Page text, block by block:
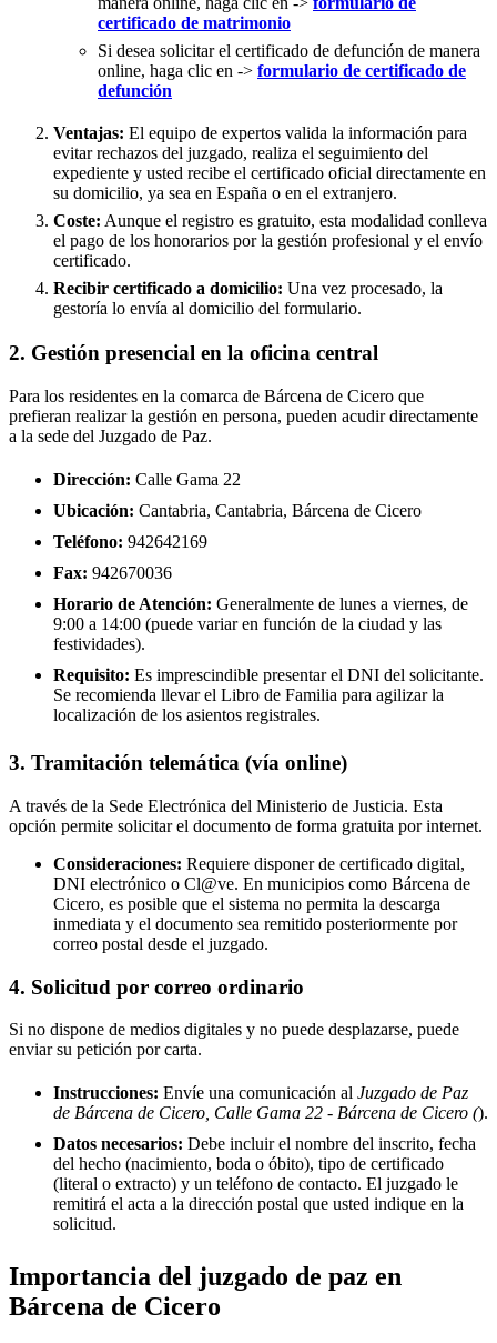
certificado de matrimonio
Si desea solicitar el certificado de defunción de manera
online, haga clic en -> formulario de certificado de
defunción
Ventajas: El equipo de expertos valida la información para
evitar rechazos del juzgado, realiza el seguimiento del
expediente y usted recibe el certificado oficial directamente en
su domicilio, ya sea en España o en el extranjero.
Coste: Aunque el registro es gratuito, esta modalidad conlleva
el pago de los honorarios por la gestión profesional y el envío
certificado.
Recibir certificado a domicilio: Una vez procesado, la
gestoría lo envía al domicilio del formulario.
2. Gestión presencial en la oficina central
Para los residentes en la comarca de Bárcena de Cicero que
prefieran realizar la gestión en persona, pueden acudir directamente
a la sede del Juzgado de Paz.
Dirección: Calle Gama 22
Ubicación: Cantabria, Cantabria, Bárcena de Cicero
Teléfono: 942642169
Fax: 942670036
Horario de Atención: Generalmente de lunes a viernes, de
9:00 a 14:00 (puede variar en función de la ciudad y las
festividades).
Requisito: Es imprescindible presentar el DNI del solicitante.
Se recomienda llevar el Libro de Familia para agilizar la
localización de los asientos registrales.
3. Tramitación telemática (vía online)
A través de la Sede Electrónica del Ministerio de Justicia. Esta
opción permite solicitar el documento de forma gratuita por internet.
Consideraciones: Requiere disponer de certificado digital,
DNI electrónico o Cl@ve. En municipios como Bárcena de
Cicero, es posible que el sistema no permita la descarga
inmediata y el documento sea remitido posteriormente por
correo postal desde el juzgado.
4. Solicitud por correo ordinario
Si no dispone de medios digitales y no puede desplazarse, puede
enviar su petición por carta.
Instrucciones: Envíe una comunicación al Juzgado de Paz
de Bárcena de Cicero, Calle Gama 22 - Bárcena de Cicero ().
Datos necesarios: Debe incluir el nombre del inscrito, fecha
del hecho (nacimiento, boda o óbito), tipo de certificado
(literal o extracto) y un teléfono de contacto. El juzgado le
remitirá el acta a la dirección postal que usted indique en la
solicitud.
Importancia del juzgado de paz en
Bárcena de Cicero